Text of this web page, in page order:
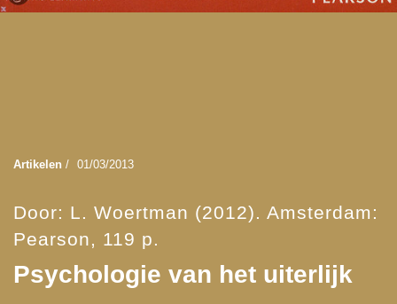
Artikelen / 01/03/2013
Door: L. Woertman (2012). Amsterdam:
Pearson, 119 p.
Psychologie van het uiterlijk